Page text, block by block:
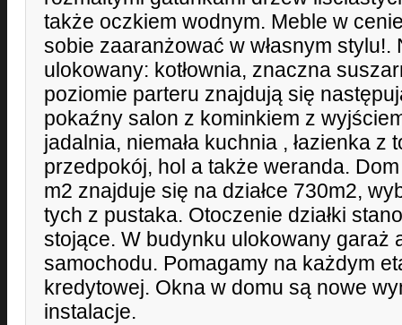
także oczkiem wodnym. Meble w
sobie zaaranżować w własnym stylu!.
ulokowany: kotłownia, znaczna
poziomie parteru znajdują się
pokaźny salon z kominkiem z
jadalnia, niemała kuchnia , łazienka z
przedpokój, hol a także weranda.
m2 znajduje się na działce 730m2,
tych z pustaka. Otoczenie działki
stojące. W budynku ulokowany garaż
samochodu. Pomagamy na każdym
kredytowej. Okna w domu są nowe
instalacje.